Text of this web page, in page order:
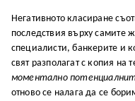
Негативното класиране
последствия върху самите
специалисти, банкерите и
свят разполагат с копия на
моментално
отново се налага да се